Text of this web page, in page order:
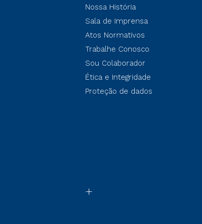
Nossa História
Sala de Imprensa
Atos Normativos
Trabalhe Conosco
Sou Colaborador
Ética e Integridade
Proteção de dados